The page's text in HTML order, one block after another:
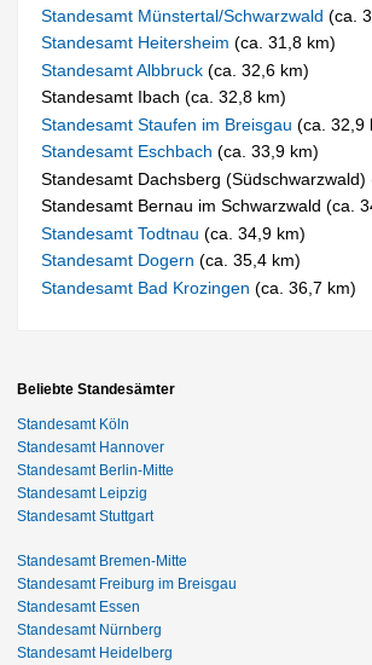
Standesamt Münstertal/Schwarzwald(ca.
Standesamt Heitersheim(ca. 31,8 km)
Standesamt Albbruck(ca. 32,6 km)
Standesamt Ibach (ca. 32,8 km)
Standesamt Staufen im Breisgau(ca. 32,9
Standesamt Eschbach(ca. 33,9 km)
Standesamt Dachsberg (Südschwarzwald)
Standesamt Bernau im Schwarzwald (ca.
Standesamt Todtnau(ca. 34,9 km)
Standesamt Dogern(ca. 35,4 km)
Standesamt Bad Krozingen(ca. 36,7 km)
Beliebte Standesämter
Standesamt Köln
Standesamt Hannover
Standesamt Berlin-Mitte
Standesamt Leipzig
Standesamt Stuttgart
Standesamt Bremen-Mitte
Standesamt Freiburg im Breisgau
Standesamt Essen
Standesamt Nürnberg
Standesamt Heidelberg